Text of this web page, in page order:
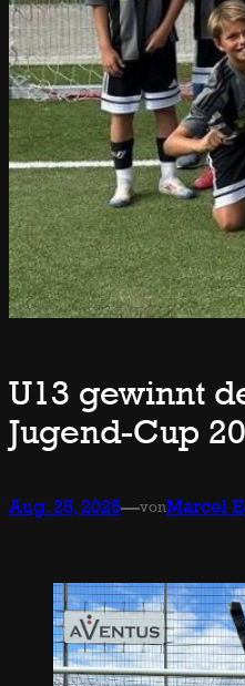
U13 gewinnt
Jugend-Cup
Aug. 25, 2025—vonMarcel